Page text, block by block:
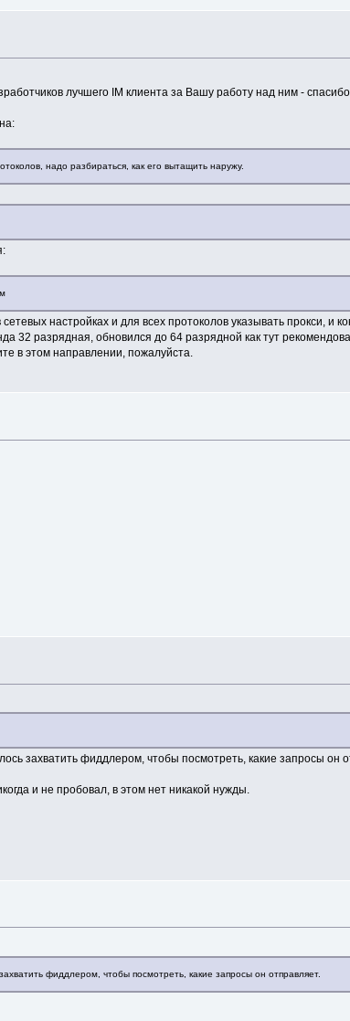
лучшего IM клиента за Вашу работу над ним -
надо разбираться, как его вытащить наружу.
настройках и для всех протоколов указывать прокси, и
32 разрядная, обновился до 64 разрядной как тут
в этом направлении, пожалуйста.
захватить фиддлером, чтобы посмотреть, какие запросы он
и не пробовал, в этом нет никакой нужды.
фиддлером, чтобы посмотреть, какие запросы он отправляет.